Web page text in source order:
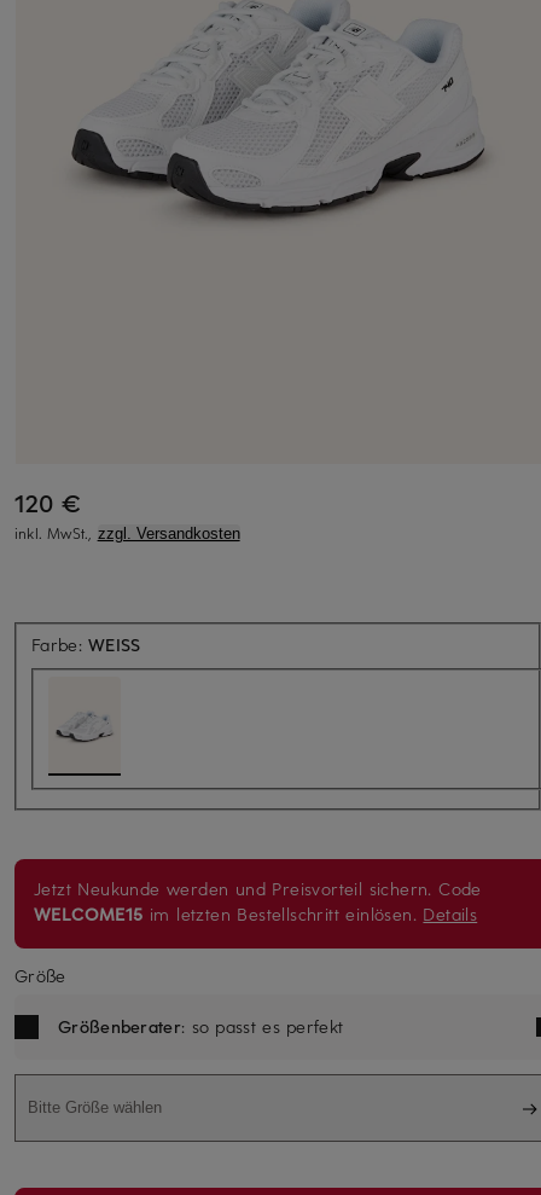
120 €
inkl. MwSt., zzgl. Versandkosten
Farbe:WEISS
Jetzt Neukunde werden und Preisvorteil sichern. Code
WELCOME15 im letzten Bestellschritt einlösen. Details
Größe
Größenberater: so passt es perfekt
Bitte Größe wählen